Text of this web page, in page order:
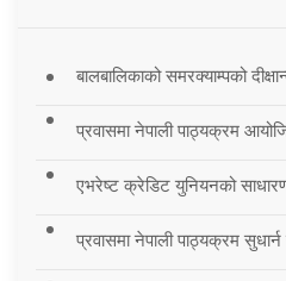
बालबालिकाको समरक्याम्पको
प्रवासमा नेपाली पाठ्यक्रम
एभरेष्ट क्रेडिट युनियनको
प्रवासमा नेपाली पाठ्यक्रम सुधार्न